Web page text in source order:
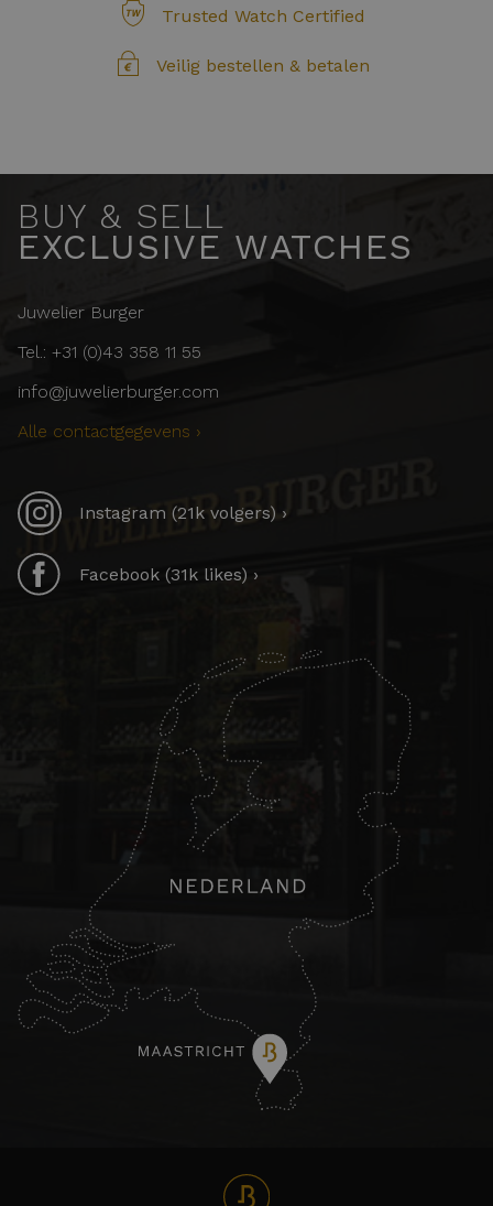
Trusted Watch Certified
Veilig bestellen & betalen
BUY & SELL
EXCLUSIVE WATCHES
Juwelier Burger
Tel.: +31 (0)43 358 11 55
info@juwelierburger.com
Alle contactgegevens ›
Instagram (21k volgers) ›
Facebook (31k likes) ›